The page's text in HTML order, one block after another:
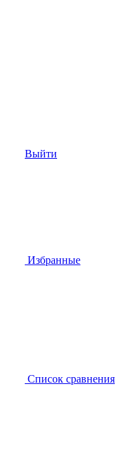
Выйти
Избранные
Список сравнения